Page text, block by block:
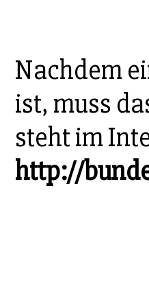
Nachdem
ist, muss
steht im
http://